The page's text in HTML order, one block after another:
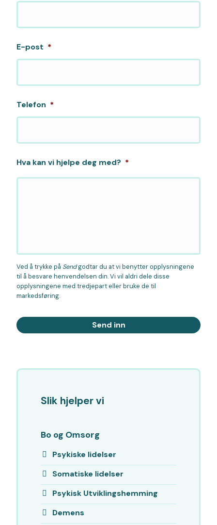
E-post *
Telefon *
Hva kan vi hjelpe deg med? *
Ved å trykke på Sendgodtar du at vi benytter opplysningene
til å besvare henvendelsen din. Vi vil aldri dele disse
opplysningene med tredjepart eller bruke de til
markedsføring.
Slik hjelper vi
Bo og Omsorg
Psykiske lidelser
Somatiske lidelser
Psykisk Utviklingshemming
Demens